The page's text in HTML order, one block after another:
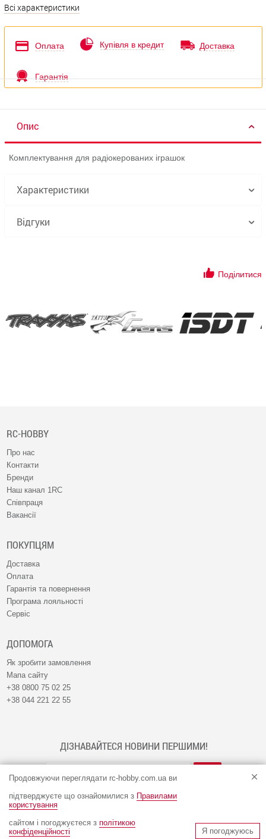
Продовжуючи переглядати rc-hobby.com.ua ви
підтверджуєте що ознайомилися з Правилами
користування
сайтом і погоджуєтеся з політикою
конфіденційності
Я погоджуюсь
Всі характеристики
Оплата Купівля в кредит Доставка
Гарантія
Опис
Комплектування для радіокерованих іграшок
Характеристики
Відгуки
Поділитися
RC-HOBBY
Про нас
Контакти
Бренди
Наш канал 1RC
Співпраця
Вакансії
ПОКУПЦЯМ
Доставка
Оплата
Гарантія та повернення
Програма лояльності
Сервіс
ДОПОМОГА
Як зробити замовлення
Мапа сайту
+38 0800 75 02 25
+38 044 221 22 55
ДІЗНАВАЙТЕСЯ НОВИНИ ПЕРШИМИ!
© Інтернет-магазин RC-HOBBY 2009 - 2026